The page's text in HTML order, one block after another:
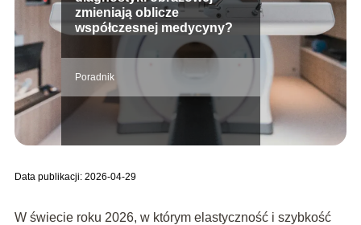
zmieniają oblicze
współczesnej medycyny?
Poradnik
Data publikacji: 2026-04-29
W świecie roku 2026, w którym elastyczność i szybkość